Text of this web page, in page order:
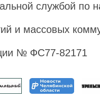
службой по
и массовых
№ ФС77-82171